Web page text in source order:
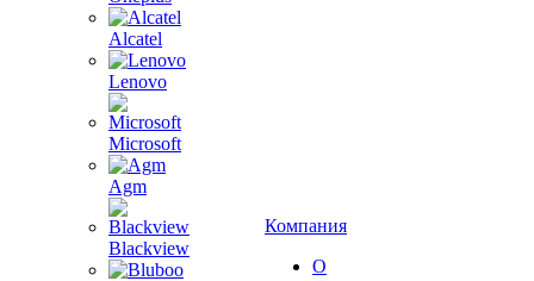
Alcatel
Lenovo
Microsoft
Agm
Blackview
Компания
О